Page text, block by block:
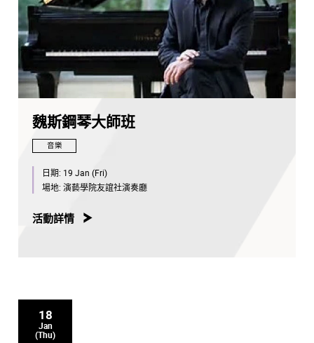
魏斯鋼琴大師班
音樂
日期: 19 Jan (Fri)
場地: 演藝學院友誼社演奏廳
活動詳情
18
Jan
(Thu)